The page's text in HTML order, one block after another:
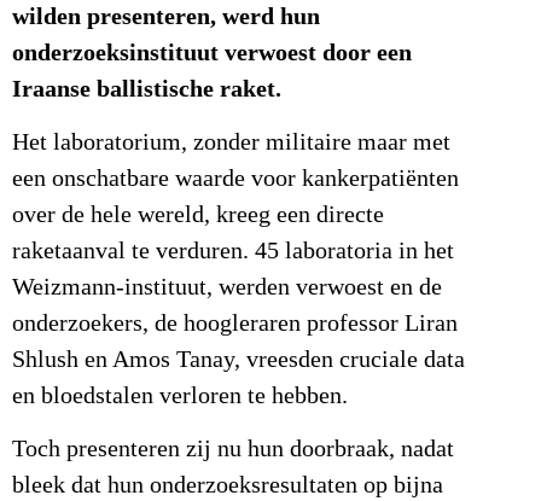
wilden presenteren, werd hun
onderzoeksinstituut verwoest door een
Iraanse ballistische raket.
Het laboratorium, zonder militaire maar met
een onschatbare waarde voor kankerpatiënten
over de hele wereld, kreeg een directe
raketaanval te verduren. 45 laboratoria in het
Weizmann-instituut, werden verwoest en de
onderzoekers, de hoogleraren professor Liran
Shlush en Amos Tanay, vreesden cruciale data
en bloedstalen verloren te hebben.
Toch presenteren zij nu hun doorbraak, nadat
bleek dat hun onderzoeksresultaten op bijna